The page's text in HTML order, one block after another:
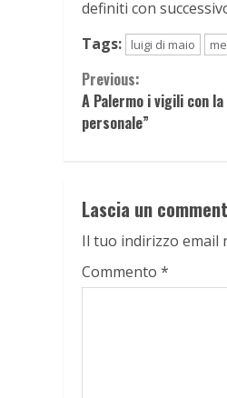
definiti con
Tags:
luigi di maio
Continue
Reading
Previous:
A Palermo i vigili con
personale”
Lascia un
Il tuo indirizzo email
Commento *